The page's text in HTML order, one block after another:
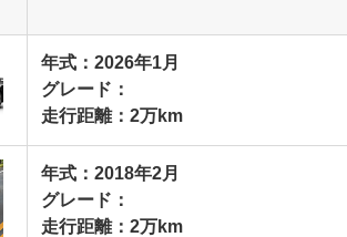
年式：2026年1月
グレード：
走行距離：2万km
年式：2018年2月
グレード：
走行距離：2万km